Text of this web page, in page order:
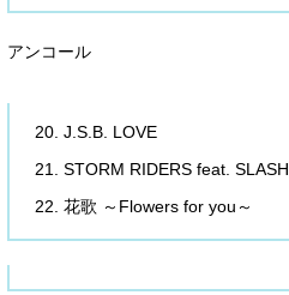
アンコール
J.S.B. LOVE
STORM RIDERS feat. SLASH
花歌 ～Flowers for you～